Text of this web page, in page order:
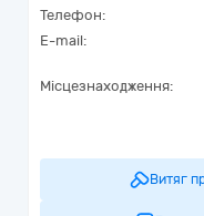
Телефон:
E-mail:
Місцезнаходження:
Витяг